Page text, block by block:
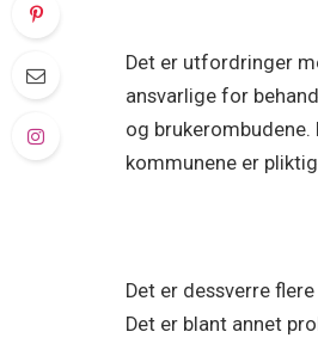
Det er utfordringer
ansvarlige for
og
kommunene er
Det er dessverre
Det er blant annet